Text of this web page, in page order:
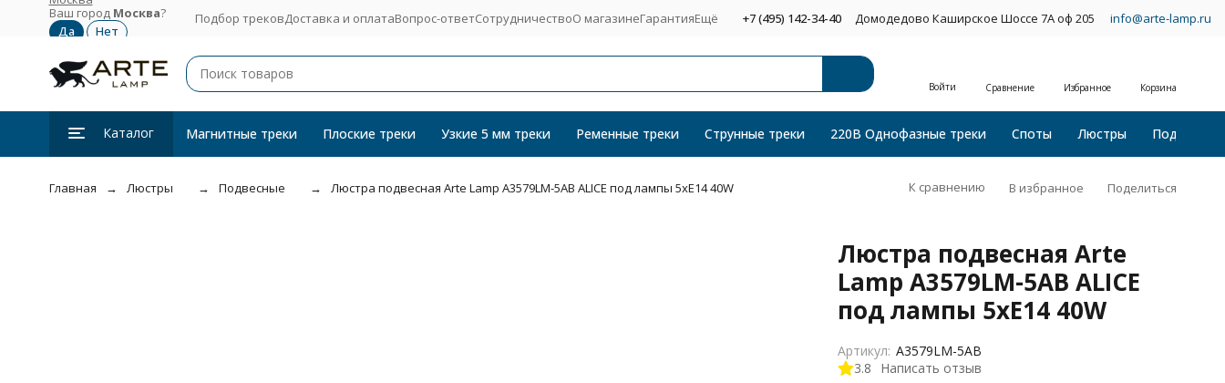
Ваш город Москва? Подбор трековДоставка и оплатаВопрос-ответСотрудничествоО магазинеГарантияЕщё +7 (495) 142-34-40 Домодедово Каширское Шоссе 7А оф 205 info@arte-lamp.ru
Войти Сравнение Избранное Корзина
Каталог Магнитные треки Плоские треки Узкие 5 мм треки Ременные треки Струнные треки 220В Однофазные треки Споты Люстры Подвесные
Главная Люстры Подвесные Люстра подвесная Arte Lamp A3579LM-5AB ALICE под лампы 5xE14 40W К сравнению В избранное Поделиться
Люстра подвесная Arte
Lamp A3579LM-5AB ALICE
под лампы 5xE14 40W
3.8 Написать отзыв
Артикул: A3579LM-5AB